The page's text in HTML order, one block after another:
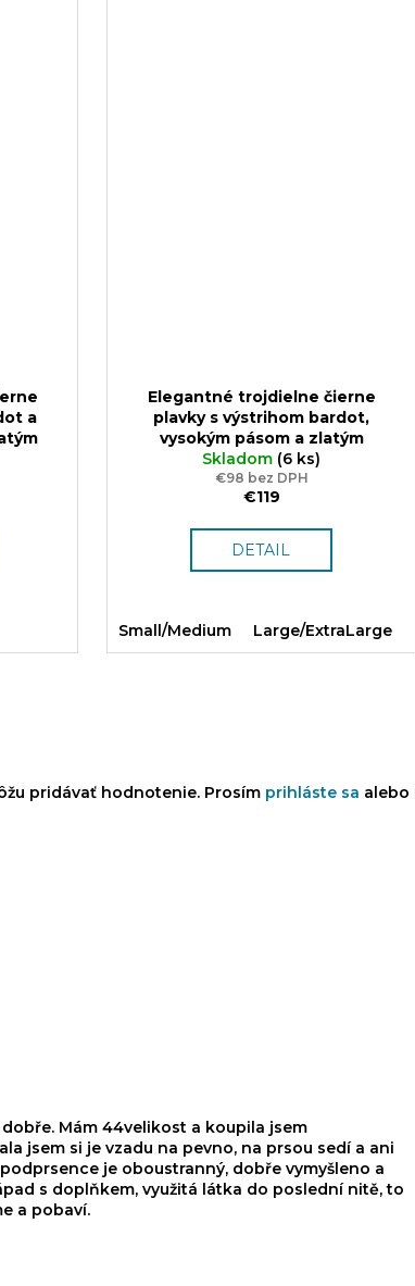
a
42 a
Elegantné trojdielne čierne
plavky s výstrihom bardot,
vysokým pásom a zlatým
lemovaním Sparkle*Me
lesklá plavková látka z Talianska
Skladom (6 ks)
€98 bez DPH
€119
DETAIL
Small/Medium Large/ExtraLarge
pridávať hodnotenie. Prosím prihláste sa alebo
Mám 44velikost a koupila jsem
jsem si je vzadu na pevno, na prsou sedí a ani
je oboustranný, dobře vymyšleno a
s doplňkem, využitá látka do poslední nitě, to
a pobaví.